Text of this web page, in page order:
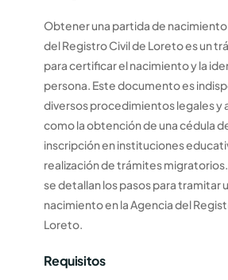
Obtener una partida de nacimiento
del Registro Civil de Loreto es un
para certificar el nacimiento y la
persona. Este documento es
diversos procedimientos legales y
como la obtención de una cédula
inscripción en instituciones
realización de trámites
se detallan los pasos para tramitar
nacimiento en la Agencia del
Loreto.
Requisitos